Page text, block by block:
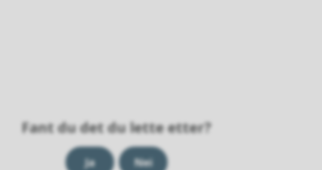
Fant du det du lette etter?
Ja Nei